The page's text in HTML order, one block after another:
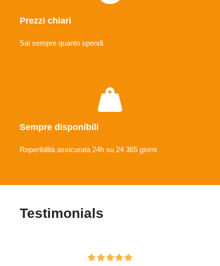
Prezzi chiari
Sai sempre quanto spendi
Sempre disponibili
Reperibilità assicurata 24h su 24 365 giorni
Testimonials